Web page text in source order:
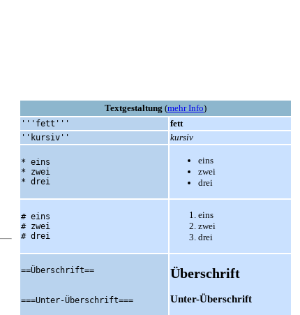
Textgestaltung (mehr Info)
'''fett''' fett
''kursiv'' kursiv
* eins
* zwei
* drei
eins
zwei
drei
# eins
# zwei
# drei
eins
zwei
drei
==Überschrift==
===Unter-Überschrift===
Überschrift
Unter-Überschrift